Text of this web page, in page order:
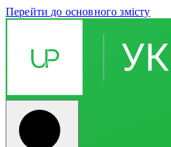
Перейти до основного змісту